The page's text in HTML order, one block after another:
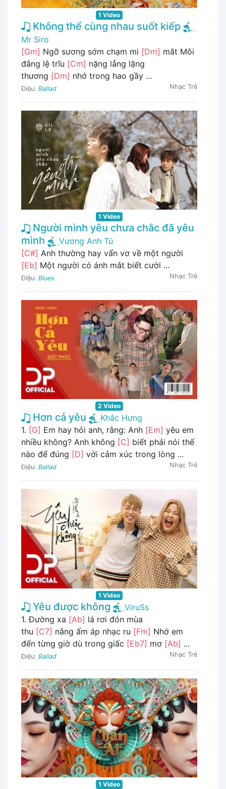
1 Video
Không thể cùng nhau suốt kiếp
Mr Siro
[Gm] Ngỡ sương sớm chạm mi [Dm] mắt Môi
đắng lệ trĩu [Cm] nặng lẳng lặng
thương [Dm] nhớ trong hao gầy ...
Điệu: Ballad Nhạc Trẻ
1 Video
Người mình yêu chưa chắc đã yêu
mình
Vương Anh Tú
[C#] Anh thường hay vẩn vơ về một người
[Eb] Một người có ánh mắt biết cười ...
Điệu: Blues Nhạc Trẻ
2 Video
Hơn cả yêu
Khắc Hưng
1. [G] Em hay hỏi anh, rằng: Anh [Em] yêu em
nhiều không? Anh không [C] biết phải nói thế
nào để đúng [D] với cảm xúc trong lòng ...
Điệu: Ballad Nhạc Trẻ
1 Video
Yêu được không
ViruSs
1. Đường xa [Ab] lá rơi đón mùa
thu [C7] nắng ấm áp nhạc ru [Fm] Nhớ em
đến từng giờ dù trong giấc [Eb7] mơ [Ab] ...
Điệu: Ballad Nhạc Trẻ
1 Video